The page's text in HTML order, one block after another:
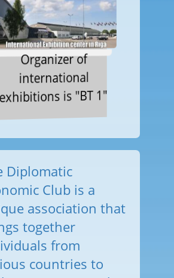
Organizer of
international
exhibitions is "BT 1"
Diplomatic
Club is a
association that
together
from
countries to